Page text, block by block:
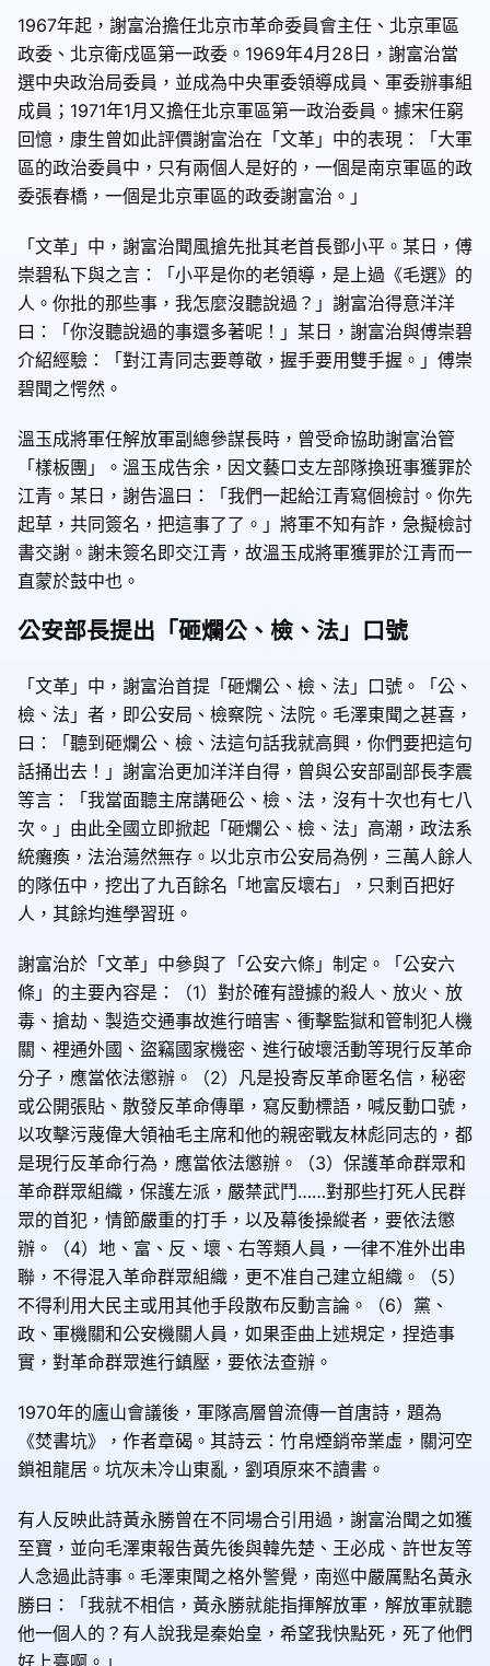
1967年起，謝富治擔任北京市革命委員會主任、北京軍區
政委、北京衛戍區第一政委。1969年4月28日，謝富治當
選中央政治局委員，並成為中央軍委領導成員、軍委辦事組
成員；1971年1月又擔任北京軍區第一政治委員。據宋任窮
回憶，康生曾如此評價謝富治在「文革」中的表現：「大軍
區的政治委員中，只有兩個人是好的，一個是南京軍區的政
委張春橋，一個是北京軍區的政委謝富治。」
「文革」中，謝富治聞風搶先批其老首長鄧小平。某日，傅
崇碧私下與之言：「小平是你的老領導，是上過《毛選》的
人。你批的那些事，我怎麼沒聽說過？」謝富治得意洋洋
曰：「你沒聽說過的事還多著呢！」某日，謝富治與傅崇碧
介紹經驗：「對江青同志要尊敬，握手要用雙手握。」傅崇
碧聞之愕然。
溫玉成將軍任解放軍副總參謀長時，曾受命協助謝富治管
「樣板團」。溫玉成告余，因文藝口支左部隊換班事獲罪於
江青。某日，謝告溫曰：「我們一起給江青寫個檢討。你先
起草，共同簽名，把這事了了。」將軍不知有詐，急擬檢討
書交謝。謝未簽名即交江青，故溫玉成將軍獲罪於江青而一
直蒙於鼓中也。
公安部長提出「砸爛公、檢、法」口號
「文革」中，謝富治首提「砸爛公、檢、法」口號。「公、
檢、法」者，即公安局、檢察院、法院。毛澤東聞之甚喜，
曰：「聽到砸爛公、檢、法這句話我就高興，你們要把這句
話捅出去！」謝富治更加洋洋自得，曾與公安部副部長李震
等言：「我當面聽主席講砸公、檢、法，沒有十次也有七八
次。」由此全國立即掀起「砸爛公、檢、法」高潮，政法系
統癱瘓，法治蕩然無存。以北京市公安局為例，三萬人餘人
的隊伍中，挖出了九百餘名「地富反壞右」，只剩百把好
人，其餘均進學習班。
謝富治於「文革」中參與了「公安六條」制定。「公安六
條」的主要內容是：（1）對於確有證據的殺人、放火、放
毒、搶劫、製造交通事故進行暗害、衝擊監獄和管制犯人機
關、裡通外國、盜竊國家機密、進行破壞活動等現行反革命
分子，應當依法懲辦。（2）凡是投寄反革命匿名信，秘密
或公開張貼、散發反革命傳單，寫反動標語，喊反動口號，
以攻擊污蔑偉大領袖毛主席和他的親密戰友林彪同志的，都
是現行反革命行為，應當依法懲辦。（3）保護革命群眾和
革命群眾組織，保護左派，嚴禁武鬥……對那些打死人民群
眾的首犯，情節嚴重的打手，以及幕後操縱者，要依法懲
辦。（4）地、富、反、壞、右等類人員，一律不准外出串
聯，不得混入革命群眾組織，更不准自己建立組織。（5）
不得利用大民主或用其他手段散布反動言論。（6）黨、
政、軍機關和公安機關人員，如果歪曲上述規定，捏造事
實，對革命群眾進行鎮壓，要依法查辦。
1970年的廬山會議後，軍隊高層曾流傳一首唐詩，題為
《焚書坑》，作者章碣。其詩云：竹帛煙銷帝業虛，關河空
鎖祖龍居。坑灰未冷山東亂，劉項原來不讀書。
有人反映此詩黃永勝曾在不同場合引用過，謝富治聞之如獲
至寶，並向毛澤東報告黃先後與韓先楚、王必成、許世友等
人念過此詩事。毛澤東聞之格外警覺，南巡中嚴厲點名黃永
勝曰：「我就不相信，黃永勝就能指揮解放軍，解放軍就聽
他一個人的？有人說我是秦始皇，希望我快點死，死了他們
好上臺啊。」